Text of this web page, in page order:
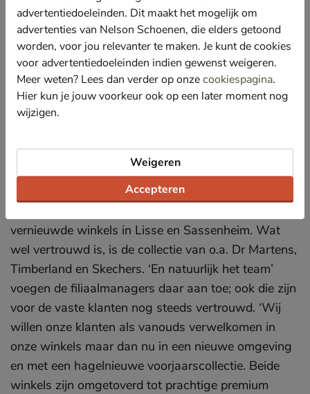
Nieuwste concept
Nelson is geen onbekende in de Bollenstreek maar
deze winkels, verbouwd volgens het meest recente
concept van Nelson Schoenen, zal menig klant toch
even het hoofd doen omdraaien. ‘We zijn zo blij met
natuurlijke elementen daarin maakt dat onze winkels
een compleet andere uitstraling hebben. Je herkent
het nauwelijks terug’. Aldus Maykel van Esveld en
vernieuwde winkels in Lisse en Sassenheim. Wat
wel vertrouwd is, is de collectie van o.a. Dr Martens,
Timberland en Skechers. ‘En natuurlijk het team’
voegen de filiaalmanagers daar aan toe; ook die zijn
voor de vaste klanten nog steeds vertrouwd. ‘Wij
willen onze klanten als vanouds verwelkomen in
onze winkels maar dan nu in een nieuwe omgeving
en met een hagelnieuwe voorjaarscollectie. Beide
winkels zijn omgetoverd tot prachtige premium
advertentiedoeleinden. Dit maakt het mogelijk om
advertenties van Nelson Schoenen, die elders getoond
worden, voor jou relevanter te maken. Je kunt de cookies
voor advertentiedoeleinden indien gewenst weigeren.
Meer weten? Lees dan verder op onzecookiespagina.
Hier kun je jouw voorkeur ook op een later moment nog
wijzigen.
Accepteren
Weigeren